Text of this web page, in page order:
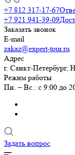
+7 812 317-17-67
+7 921 941-39-09
Заказать звонок
E-mail
zakaz@expert-tour.ru
Адрес
г. Санкт-Петербург,
Режим работы
Пн. – Вс.: с 9:00 до
Задать вопрос